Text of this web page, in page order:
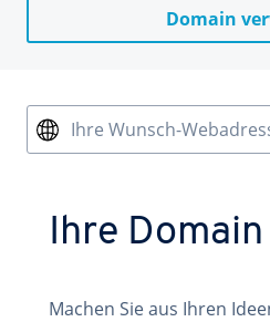
Domain
Ihre Wunsch-
Ihre
Machen Sie aus Ihren